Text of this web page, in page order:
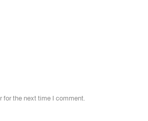
for the next time I comment.